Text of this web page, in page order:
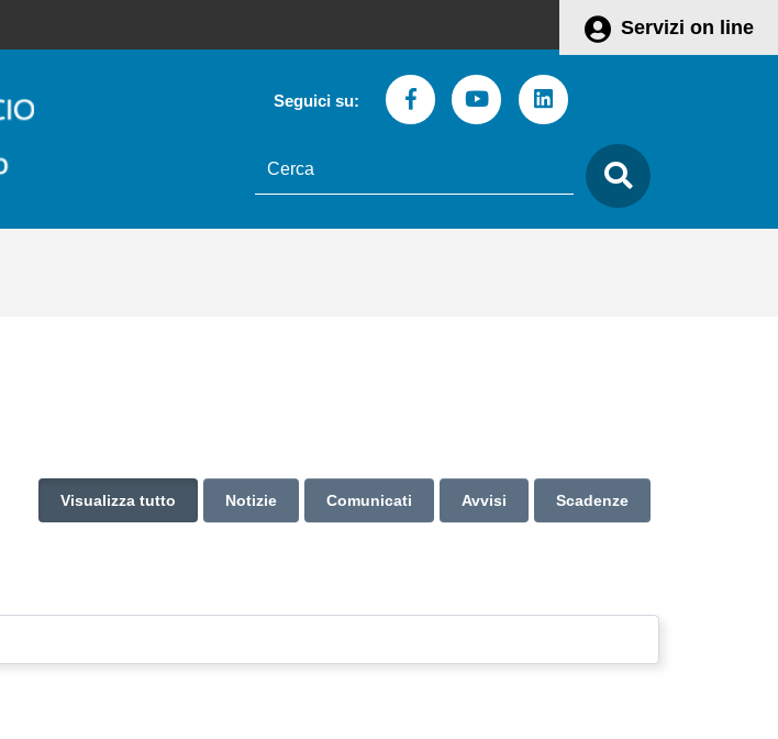
Servizi on line
Seguici su: FacebookYoutubeLinkedin
testo
da
cercare
Visualizza tutto Notizie Comunicati Avvisi Scadenze